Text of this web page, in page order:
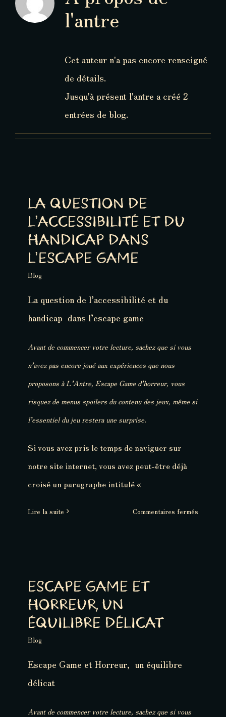
l'antre
Cet auteur n'a pas encore renseigné
de détails.
Jusqu'à présent l'antre a créé 2
entrées de blog.
LA QUESTION DE
L’ACCESSIBILITÉ ET DU
HANDICAP DANS
L’ESCAPE GAME
Blog
La question de l’accessibilité et du
handicap ​​ ​ dans l’escape game
Avant de commencer votre lecture, sachez que si vous
n’avez pas encore joué aux expériences que nous
proposons à L’Antre, Escape Game d’horreur, vous
risquez de menus spoilers du contenu des jeux, même si
l’essentiel du jeu restera une surprise.
Si vous avez pris le temps de naviguer sur
notre site internet, vous avez peut-être déjà
croisé un paragraphe intitulé «
Lire la suite Commentaires fermés
ESCAPE GAME ET
HORREUR, UN
ÉQUILIBRE DÉLICAT
Blog
Escape Game et Horreur, ​​ ​ un équilibre
délicat
Avant de commencer votre lecture, sachez que si vous